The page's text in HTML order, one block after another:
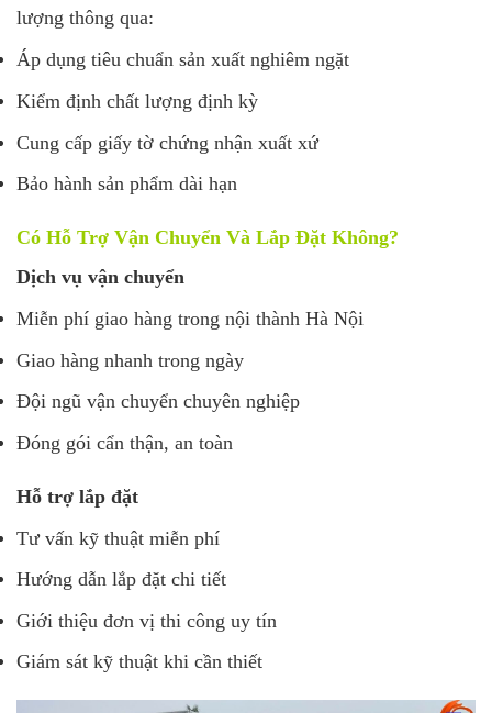
lượng thông qua:
Áp dụng tiêu chuẩn sản xuất nghiêm ngặt
Kiểm định chất lượng định kỳ
Cung cấp giấy tờ chứng nhận xuất xứ
Bảo hành sản phẩm dài hạn
Có Hỗ Trợ Vận Chuyển Và Lắp Đặt Không?
Dịch vụ vận chuyển
Miễn phí giao hàng trong nội thành Hà Nội
Giao hàng nhanh trong ngày
Đội ngũ vận chuyển chuyên nghiệp
Đóng gói cẩn thận, an toàn
Hỗ trợ lắp đặt
Tư vấn kỹ thuật miễn phí
Hướng dẫn lắp đặt chi tiết
Giới thiệu đơn vị thi công uy tín
Giám sát kỹ thuật khi cần thiết